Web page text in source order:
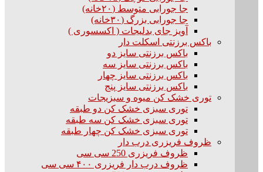
جا جورابی متوسط (۲۰خانه)
جا جورابی بزرگ (۳۰خانه)
آویز جای بدلیجات ( اکسسوری )
باکس برزنتی اسکلت دار
باکس برزنتی سایز دو
باکس برزنتی سایز سه
باکس برزنتی سایز چهار
باکس برزنتی سایز پنج
توری خشک کن میوه و سبزیجات
توری سبزی خشک کن دو طبقه
توری سبزی خشک کن سه طبقه
توری سبزی خشک کن چهار طبقه
ظروف فریزری درب دار
ظروف فریزری 250 سی سی
ظروف درب دار فریزری ۴۰۰ سی سی